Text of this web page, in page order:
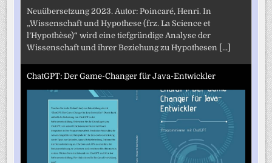
Neuübersetzung 2023. Autor: Poincaré, Henri. In
„Wissenschaft und Hypothese (frz. La Science et
l’Hypothèse)“ wird eine tiefgründige Analyse der
Wissenschaft und ihrer Beziehung zu Hypothesen [...]
ChatGPT: Der Game-Changer für Java-Entwickler